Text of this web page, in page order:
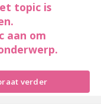
topic is
aan om
verder